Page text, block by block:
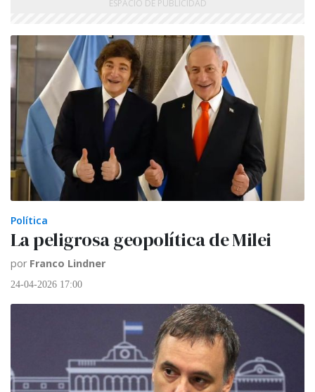
Política
La peligrosa geopolítica de Milei
por Franco Lindner
24-04-2026 17:00